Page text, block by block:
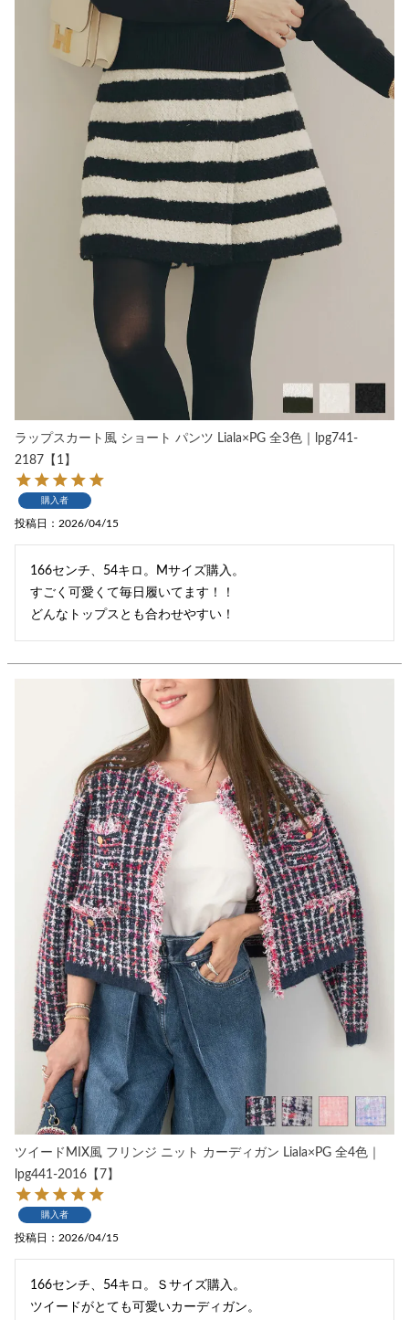
ラップスカート風 ショート パンツ Liala×PG 全3色｜lpg741-
2187【1】
購入者
投稿日 2026/04/15
166センチ、54キロ。Mサイズ購入。
すごく可愛くて毎日履いてます！！
どんなトップスとも合わせやすい！
ツイードMIX風 フリンジ ニット カーディガン Liala×PG 全4色｜
lpg441-2016【7】
購入者
投稿日 2026/04/15
166センチ、54キロ。Ｓサイズ購入。
ツイードがとても可愛いカーディガン。